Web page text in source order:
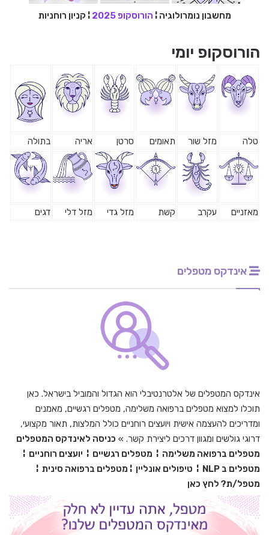
מחשבון נומרולוגיה ¦ הורוסקופ 2025 ¦ קניון רוחניות
הורוסקופ יומי
טלה מזל שור תאומים סרטן אריה בתולה
מאזניים עקרב קשת מזל גדי מזל דלי דגים
אינדקס מטפלים
אינדקס המטפלים של אלטרנטיבלי הוא הגדול והמוביל בישראל. כאן
תוכלו למצוא מטפלים ברפואה משלימה, מטפלים רגשיים, מאמנים
ומדריכים להעצמה אישית ויועצים רוחניים כולל המלצות, תאור מקצועי,
דרוגי גולשים ומגוון דרכים ליצירת קשר. » כניסה לאינדקס המטפלים
מטפלים ברפואה משלימה ¦ מטפלים רגשיים ¦ יועצים רוחניים ¦
מטפלים ב NLP
¦ טיפולים אונליין ¦ מטפלים ברפואה סינית ¦
מטפל/ת? לחץ כאן